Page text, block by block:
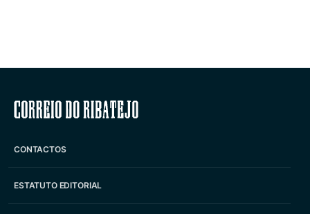
Correio do Ribatejo
CONTACTOS
ESTATUTO EDITORIAL